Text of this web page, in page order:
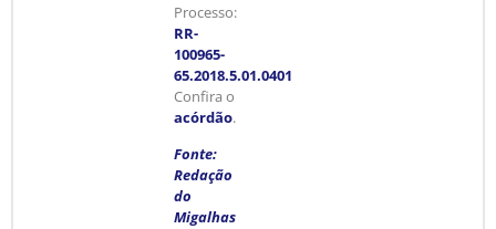
Processo:
RR-
100965-
65.2018.5.01.0401
Confira o
acórdão.
Fonte:
Redação
do
Migalhas